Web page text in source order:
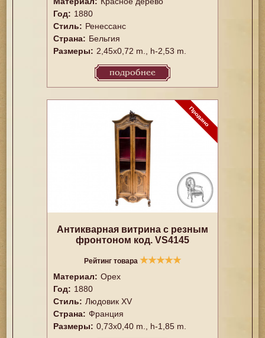
Год: 1880
Стиль: Ренессанс
Страна: Бельгия
Размеры: 2,45x0,72 m., h-2,53 m.
подробнее
Антикварная витрина с резным
фронтоном код. VS4145
Рейтинг товара ★★★★★
Материал: Орех
Год: 1880
Стиль: Людовик XV
Страна: Франция
Размеры: 0,73x0,40 m., h-1,85 m.